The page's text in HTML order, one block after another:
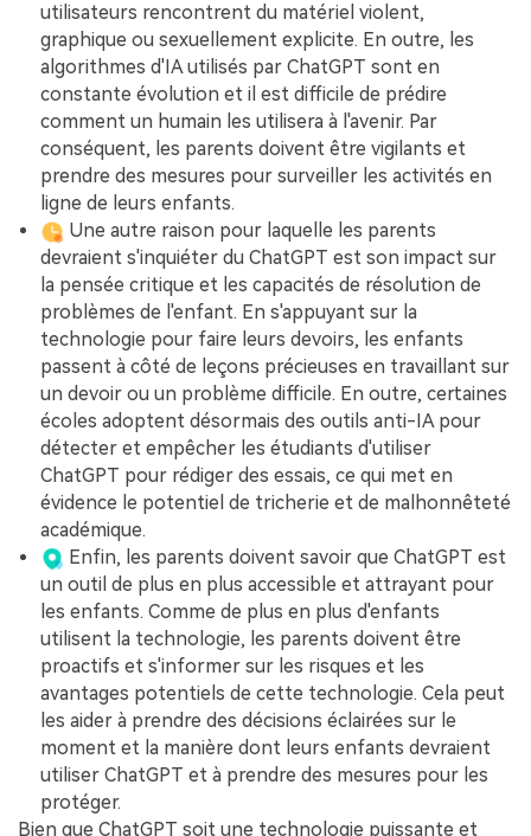
utilisateurs rencontrent du matériel violent,
graphique ou sexuellement explicite. En outre, les
algorithmes d'IA utilisés par ChatGPT sont en
constante évolution et il est difficile de prédire
comment un humain les utilisera à l'avenir. Par
conséquent, les parents doivent être vigilants et
prendre des mesures pour surveiller les activités en
ligne de leurs enfants.
Une autre raison pour laquelle les parents
devraient s'inquiéter du ChatGPT est son impact sur
la pensée critique et les capacités de résolution de
problèmes de l'enfant. En s'appuyant sur la
technologie pour faire leurs devoirs, les enfants
passent à côté de leçons précieuses en travaillant sur
un devoir ou un problème difficile. En outre, certaines
écoles adoptent désormais des outils anti-IA pour
détecter et empêcher les étudiants d'utiliser
ChatGPT pour rédiger des essais, ce qui met en
évidence le potentiel de tricherie et de malhonnêteté
académique.
Enfin, les parents doivent savoir que ChatGPT est
un outil de plus en plus accessible et attrayant pour
les enfants. Comme de plus en plus d'enfants
utilisent la technologie, les parents doivent être
proactifs et s'informer sur les risques et les
avantages potentiels de cette technologie. Cela peut
les aider à prendre des décisions éclairées sur le
moment et la manière dont leurs enfants devraient
utiliser ChatGPT et à prendre des mesures pour les
protéger.
Bien que ChatGPT soit une technologie puissante et